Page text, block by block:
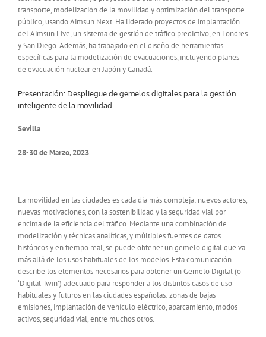
transporte, modelización de la movilidad y optimización del transporte
público, usando Aimsun Next. Ha liderado proyectos de implantación
del Aimsun Live, un sistema de gestión de tráfico predictivo, en Londres
y San Diego. Además, ha trabajado en el diseño de herramientas
específicas para la modelización de evacuaciones, incluyendo planes
de evacuación nuclear en Japón y Canadá.
Presentación: Despliegue de gemelos digitales para la gestión
inteligente de la movilidad
Sevilla
28-30 de Marzo, 2023
La movilidad en las ciudades es cada día más compleja: nuevos actores,
nuevas motivaciones, con la sostenibilidad y la seguridad vial por
encima de la eficiencia del tráfico. Mediante una combinación de
modelización y técnicas analíticas, y múltiples fuentes de datos
históricos y en tiempo real, se puede obtener un gemelo digital que va
más allá de los usos habituales de los modelos. Esta comunicación
describe los elementos necesarios para obtener un Gemelo Digital (o
‘Digital Twin’) adecuado para responder a los distintos casos de uso
habituales y futuros en las ciudades españolas: zonas de bajas
emisiones, implantación de vehículo eléctrico, aparcamiento, modos
activos, seguridad vial, entre muchos otros.